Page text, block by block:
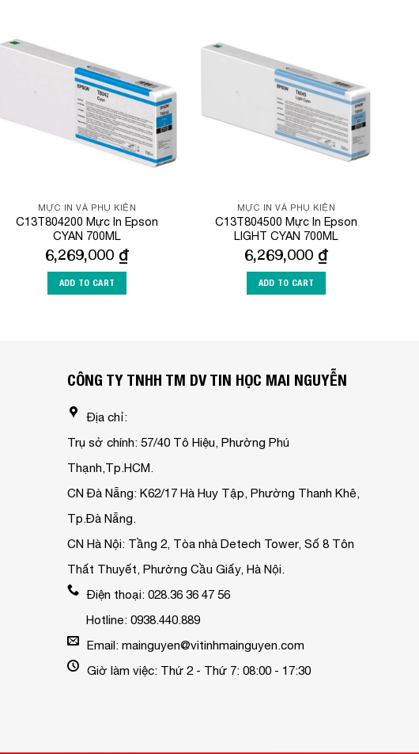
MỰC IN VÀ PHỤ KIỆN
C13T804200 Mực In Epson
CYAN 700ML
6,269,000 ₫
ADD TO CART
MỰC IN VÀ PHỤ KIỆN
C13T804500 Mực In Epson
LIGHT CYAN 700ML
6,269,000 ₫
ADD TO CART
CÔNG TY TNHH TM DV TIN HỌC MAI NGUYỄN
Địa chỉ:
Trụ sở chính: 57/40 Tô Hiệu, Phường Phú
Thạnh,Tp.HCM.
CN Đà Nẵng: K62/17 Hà Huy Tập, Phường Thanh Khê,
Tp.Đà Nẵng.
CN Hà Nội: Tầng 2, Tòa nhà Detech Tower, Số 8 Tôn
Thất Thuyết, Phường Cầu Giấy, Hà Nội.
Điện thoại: 028.36 36 47 56
Hotline: 0938.440.889
Email: mainguyen@vitinhmainguyen.com
Giờ làm việc: Thứ 2 - Thứ 7: 08:00 - 17:30